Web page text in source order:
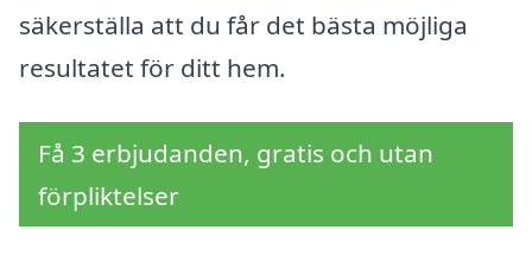
säkerställa att du får det bästa möjliga
resultatet för ditt hem.
Få 3 erbjudanden, gratis och utan
förpliktelser